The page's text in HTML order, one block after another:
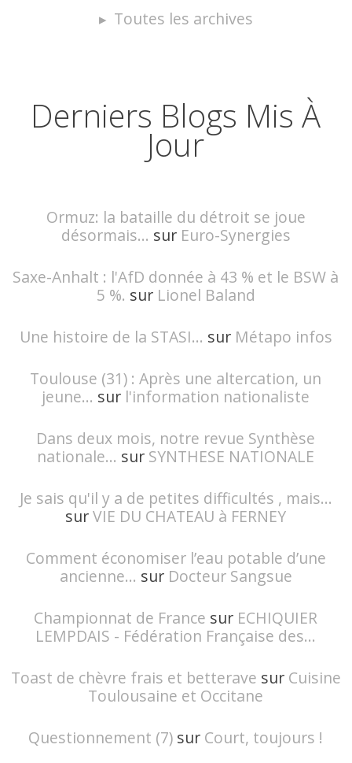
Toutes les archives
Derniers Blogs Mis À
Jour
Ormuz: la bataille du détroit se joue
désormais... sur Euro-Synergies
Saxe-Anhalt : l'AfD donnée à 43 % et le BSW à
5 %. sur Lionel Baland
Une histoire de la STASI... sur Métapo infos
Toulouse (31) : Après une altercation, un
jeune... sur l'information nationaliste
Dans deux mois, notre revue Synthèse
nationale... sur SYNTHESE NATIONALE
Je sais qu'il y a de petites difficultés , mais...
surVIE DU CHATEAU à FERNEY
Comment économiser l’eau potable d’une
ancienne... sur Docteur Sangsue
Championnat de France sur ECHIQUIER
LEMPDAIS - Fédération Française des...
Toast de chèvre frais et betterave sur Cuisine
Toulousaine et Occitane
Questionnement (7) sur Court, toujours !